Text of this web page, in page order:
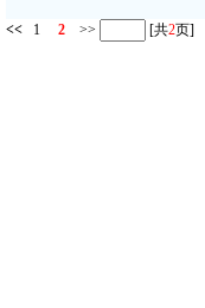
<< 1 2 >> [共2页]